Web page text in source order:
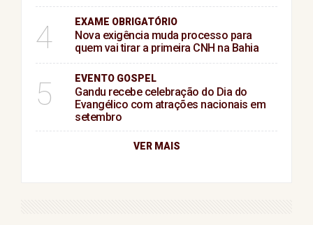
4 EXAME OBRIGATÓRIO
Nova exigência muda processo para
quem vai tirar a primeira CNH na Bahia
5 EVENTO GOSPEL
Gandu recebe celebração do Dia do
Evangélico com atrações nacionais em
setembro
VER MAIS